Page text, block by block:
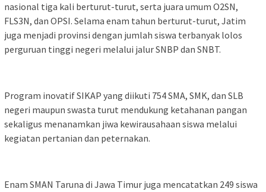
nasional tiga kali berturut-turut, serta juara umum O2SN,
FLS3N, dan OPSI. Selama enam tahun berturut-turut, Jatim
juga menjadi provinsi dengan jumlah siswa terbanyak lolos
perguruan tinggi negeri melalui jalur SNBP dan SNBT.
Program inovatif SIKAP yang diikuti 754 SMA, SMK, dan SLB
negeri maupun swasta turut mendukung ketahanan pangan
sekaligus menanamkan jiwa kewirausahaan siswa melalui
kegiatan pertanian dan peternakan.
Enam SMAN Taruna di Jawa Timur juga mencatatkan 249 siswa